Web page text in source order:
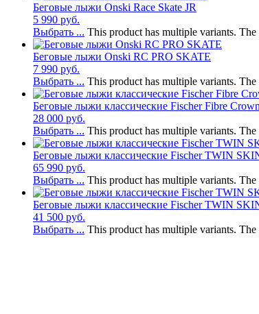
Беговые лыжи Onski Race Skate JR
5 990 руб.
Выбрать ... This product has multiple variants.
Беговые лыжи Onski RC PRO SKATE
7 990 руб.
Выбрать ... This product has multiple variants.
Беговые лыжи классические Fischer Fibre
28 000 руб.
Выбрать ... This product has multiple variants.
Беговые лыжи классические Fischer TWIN
65 990 руб.
Выбрать ... This product has multiple variants.
Беговые лыжи классические Fischer TWIN
41 500 руб.
Выбрать ... This product has multiple variants.